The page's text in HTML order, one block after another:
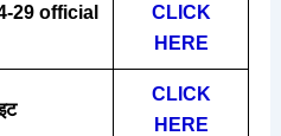
29official
CLICK
HERE
CLICK
HERE